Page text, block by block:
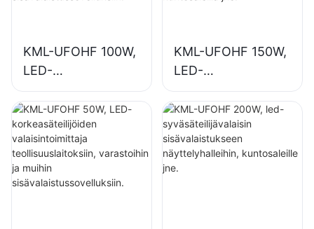
KML-UFOHF 100W,
LED-
korkeasäteilijöiden
valaisintoimittaja
teollisuuslaitoksiin,
varastoihin ja
muihin
sisävalaistussovellu
KML-UFOHF 150W,
LED-
syväsäteilijöiden
valaisintoimittaja
sisävalaistukseen
teollisuuslaitoksissa
, kuntosaleilla jne.